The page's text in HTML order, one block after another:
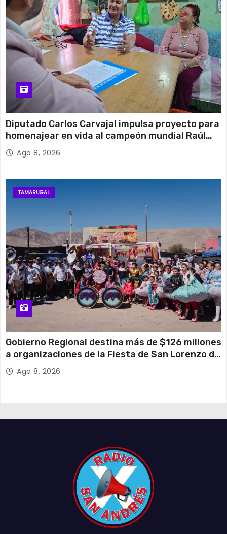
Diputado Carlos Carvajal impulsa proyecto para
homenajear en vida al campeón mundial Raúl
Choque
Ago 8, 2026
TAMARUGAL
Gobierno Regional destina más de $126 millones
a organizaciones de la Fiesta de San Lorenzo de
Tarapacá
Ago 8, 2026